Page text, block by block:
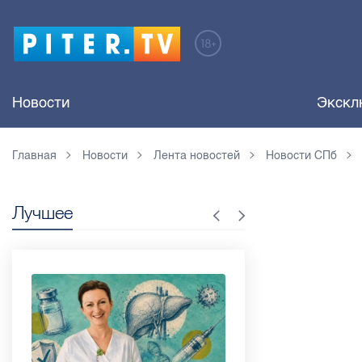
Новости
Главная Новости Лента новостей Новости СПб
Лучшее